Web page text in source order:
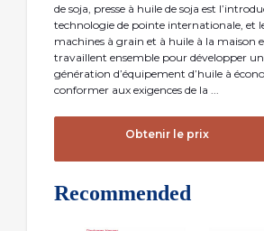
de soja, presse à huile de soja est
technologie de pointe internationale, et
machines à grain et à huile à la maison
travaillent ensemble pour développer
génération d’équipement d’huile à
conformer aux exigences de la ...
Obtenir le prix
Recommended